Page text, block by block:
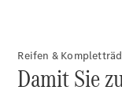
Reifen &
Damit Sie